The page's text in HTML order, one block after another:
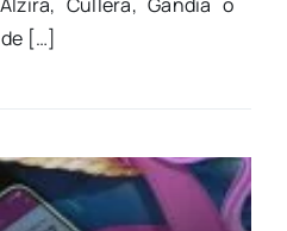
Culle­ra, Gan­día o
[…]